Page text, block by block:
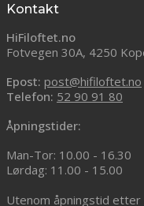
Kontakt
HiFiloftet.no
Fotvegen 30A, 4250
Epost: post@hifiloftet.no
Telefon: 52 90 91 80
Åpningstider:
Man-Tor: 10.00 - 16.30
Lørdag: 11.00 - 15.00
Utenom åpningstid etter